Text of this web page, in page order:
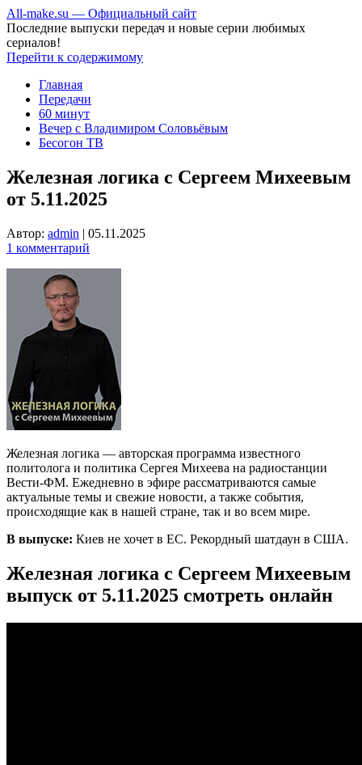
All-make.su — Официальный сайт
Последние выпуски передач и новые серии любимых
сериалов!
Перейти к содержимому
Главная
Передачи
60 минут
Вечер с Владимиром Соловьёвым
Бесогон ТВ
Железная логика с Сергеем Михеевым
от 5.11.2025
Автор: admin | 05.11.2025
1 комментарий
Железная логика — авторская программа известного
политолога и политика Сергея Михеева на радиостанции
Вести-ФМ. Ежедневно в эфире рассматриваются самые
актуальные темы и свежие новости, а также события,
происходящие как в нашей стране, так и во всем мире.
В выпуске: Киев не хочет в ЕС. Рекордный шатдаун в США.
Железная логика с Сергеем Михеевым
выпуск от 5.11.2025 смотреть онлайн